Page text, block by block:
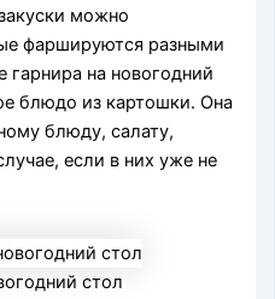
можно
фаршируются разными
гарнира на новогодний
блюдо из картошки. Она
блюду, салату,
если в них уже не
стол